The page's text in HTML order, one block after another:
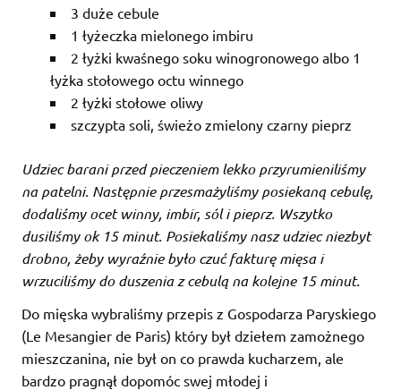
3 duże cebule
1 łyżeczka mielonego imbiru
2 łyżki kwaśnego soku winogronowego albo 1
łyżka stołowego octu winnego
2 łyżki stołowe oliwy
szczypta soli, świeżo zmielony czarny pieprz
Udziec barani przed pieczeniem lekko przyrumieniliśmy
na patelni. Następnie przesmażyliśmy posiekaną cebulę,
dodaliśmy ocet winny, imbir, sól i pieprz. Wszytko
dusiliśmy ok 15 minut. Posiekaliśmy nasz udziec niezbyt
drobno, żeby wyraźnie było czuć fakturę mięsa i
wrzuciliśmy do duszenia z cebulą na kolejne 15 minut.
Do mięska wybraliśmy przepis z Gospodarza Paryskiego
(Le Mesangier de Paris) który był dziełem zamożnego
mieszczanina, nie był on co prawda kucharzem, ale
bardzo pragnął dopomóc swej młodej i